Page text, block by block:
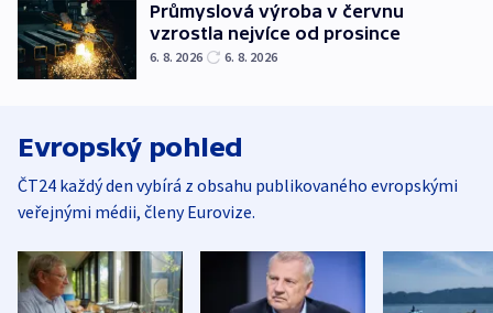
Průmyslová výroba v červnu
vzrostla nejvíce od prosince
6. 8. 2026 6. 8. 2026
Evropský pohled
ČT24 každý den vybírá z obsahu publikovaného evropskými
veřejnými médii, členy Eurovize.